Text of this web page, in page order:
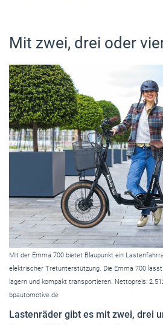
Mit zwei, drei oder
Mit der Emma 700 bietet Blaupunkt ein
elektrischer Tretunterstützung. Die Emma 700
lagern und kompakt transportieren. Nettopreis:
bpautomotive.de
Lastenräder gibt es mit zwei, drei